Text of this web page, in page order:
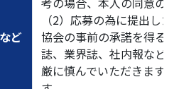
ど
（2）応募の為に提出し
協会の事前の承諾を得る
誌、業界誌、社内報など
厳に慎んでいただきます